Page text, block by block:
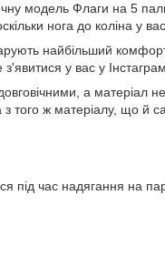
модель Флаги на 5
нога до коліна у
найбільший
у вас у
а матеріал
з того ж матеріалу, що й
під час надягання на